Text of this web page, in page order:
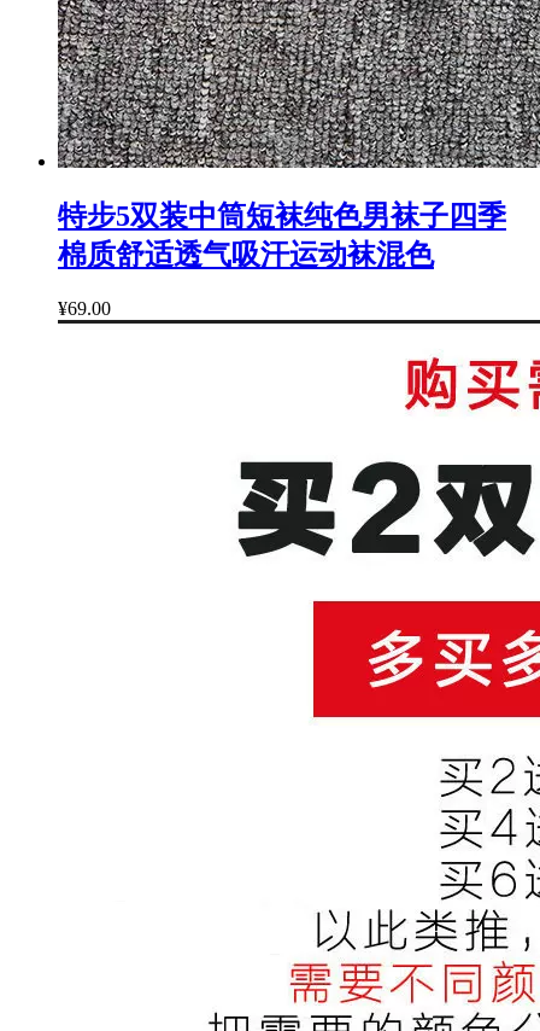
特步5双装中筒短袜纯色男袜子四季
棉质舒适透气吸汗运动袜混色
¥69.00